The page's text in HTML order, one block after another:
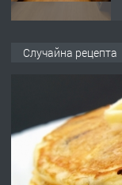
ПРЕДЛАГА
Случайна рецепта